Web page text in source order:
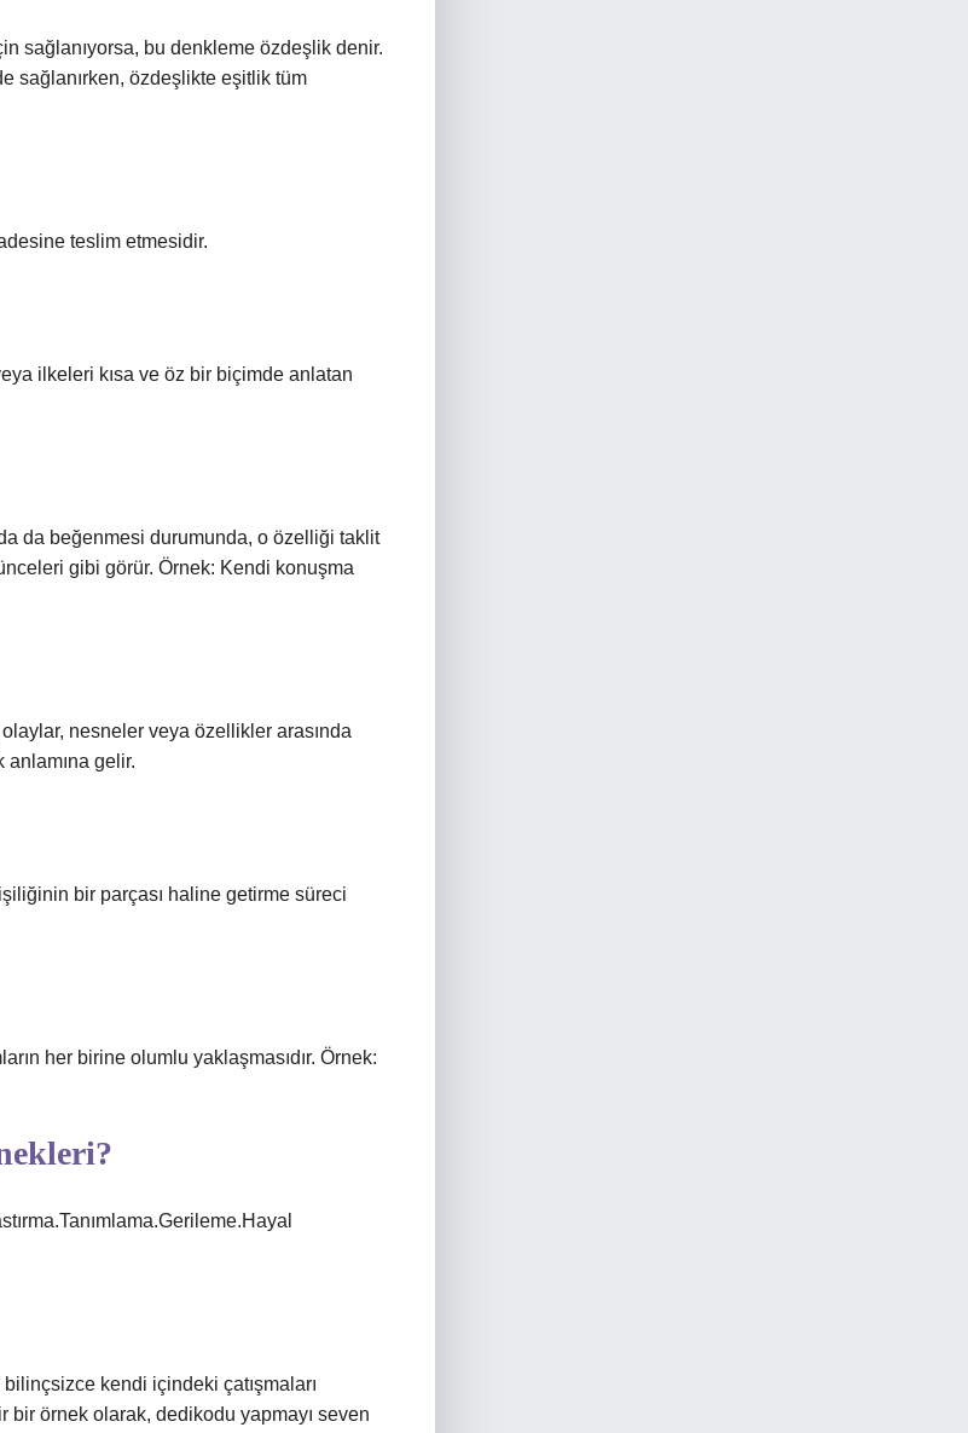
sağlanıyorsa, bu denkleme özdeşlik denir.
sağlanırken, özdeşlikte eşitlik tüm
teslim etmesidir.
ilkeleri kısa ve öz bir biçimde anlatan
da beğenmesi durumunda, o özelliği taklit
gibi görür. Örnek: Kendi konuşma
nesneler veya özellikler arasında
anlamına gelir.
bir parçası haline getirme süreci
her birine olumlu yaklaşmasıdır. Örnek:
kendi içindeki çatışmaları
bir örnek olarak, dedikodu yapmayı seven